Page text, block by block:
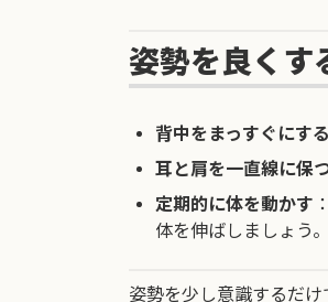
姿勢を良くす
背中をまっすぐにする
耳と肩を一直線に保
定期的に体を動かす
体を伸ばしましょう。
姿勢を少し意識するだ